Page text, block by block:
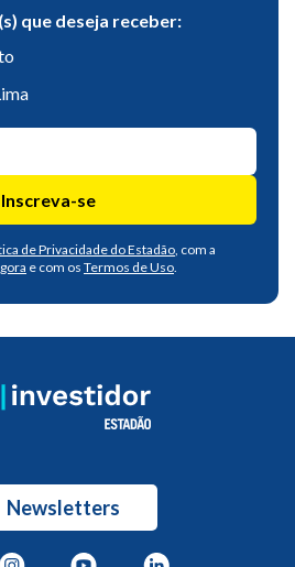
que deseja receber:
Inscreva-se
de Privacidade do Estadão, com a
e com os Termos de Uso.
Newsletters